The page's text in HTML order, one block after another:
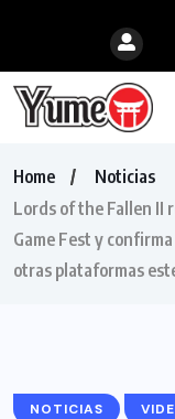
Home
Noticias
Lords of the Fallen II
Game Fest y
otras plataformas
NOTICIAS